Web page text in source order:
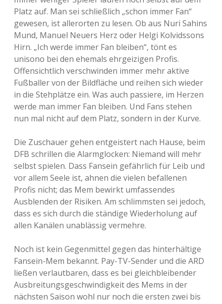
Platz auf. Man sei schließlich „schon immer Fan“
gewesen, ist allerorten zu lesen. Ob aus Nuri Sahins
Mund, Manuel Neuers Herz oder Helgi Kolvidssons
Hirn. „Ich werde immer Fan bleiben“, tönt es
unisono bei den ehemals ehrgeizigen Profis.
Offensichtlich verschwinden immer mehr aktive
Fußballer von der Bildfläche und reihen sich wieder
in die Stehplätze ein. Was auch passiere, im Herzen
werde man immer Fan bleiben. Und Fans stehen
nun mal nicht auf dem Platz, sondern in der Kurve.
Die Zuschauer gehen entgeistert nach Hause, beim
DFB schrillen die Alarmglocken: Niemand will mehr
selbst spielen. Dass Fansein gefährlich für Leib und
vor allem Seele ist, ahnen die vielen befallenen
Profis nicht; das Mem bewirkt umfassendes
Ausblenden der Risiken. Am schlimmsten sei jedoch,
dass es sich durch die ständige Wiederholung auf
allen Kanälen unablässig vermehre.
Noch ist kein Gegenmittel gegen das hinterhältige
Fansein-Mem bekannt. Pay-TV-Sender und die ARD
ließen verlautbaren, dass es bei gleichbleibender
Ausbreitungsgeschwindigkeit des Mems in der
nächsten Saison wohl nur noch die ersten zwei bis